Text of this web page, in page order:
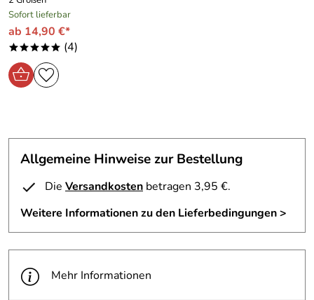
Sofort lieferbar
ab 14,90 €*
***** (4)
Allgemeine Hinweise zur Bestellung
Die Versandkosten betragen 3,95 €.
Weitere Informationen zu den Lieferbedingungen >
Mehr Informationen